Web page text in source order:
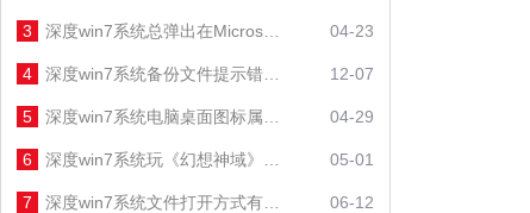
3 04-23
4 12-07
5 04-29
6 05-01
7 06-12